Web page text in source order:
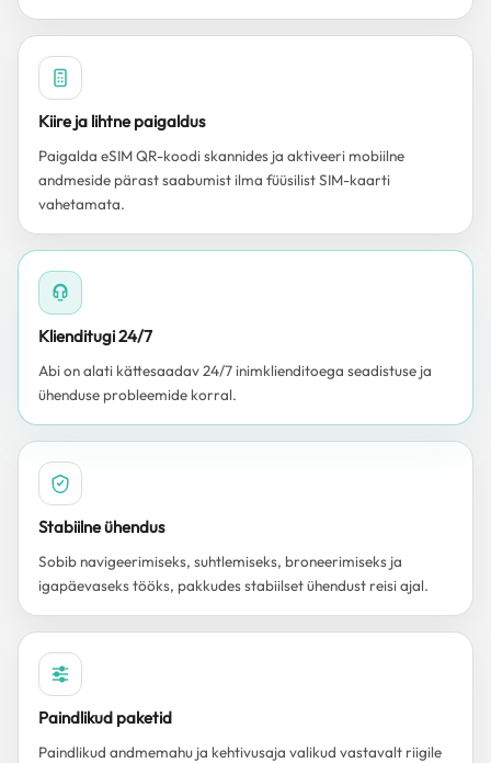
Kiire ja lihtne paigaldus
Paigalda eSIM QR-koodi skannides ja aktiveeri mobiilne
andmeside pärast saabumist ilma füüsilist SIM-kaarti
vahetamata.
Klienditugi 24/7
Abi on alati kättesaadav 24/7 inimklienditoega seadistuse ja
ühenduse probleemide korral.
Stabiilne ühendus
Sobib navigeerimiseks, suhtlemiseks, broneerimiseks ja
igapäevaseks tööks, pakkudes stabiilset ühendust reisi ajal.
Paindlikud paketid
Paindlikud andmemahu ja kehtivusaja valikud vastavalt riigile